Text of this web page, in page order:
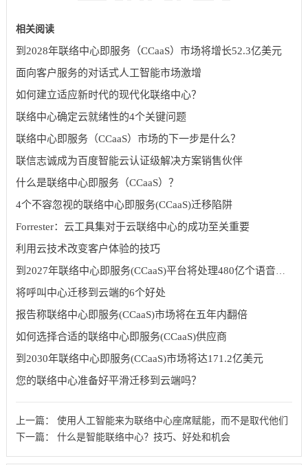
相关阅读
到2028年联络中心即服务（CCaaS）市场将增长52.3亿美元
面向客户服务的对话式人工智能市场激增
如何建立适应新时代的现代化联络中心？
联络中心确定云就绪性的4个关键问题
联络中心即服务（CCaaS）市场的下一步是什么？
联信志诚成为百度智能云认证级解决方案销售伙伴
什么是联络中心即服务（CCaaS）？
4个不容忽视的联络中心即服务(CCaaS)迁移陷阱
Forrester：云工具集对于云联络中心的成功至关重要
利用云技术改变客户体验的技巧
到2027年联络中心即服务(CCaaS)平台将处理480亿个语音呼叫
将呼叫中心迁移到云端的6个好处
报告称联络中心即服务(CCaaS)市场将在五年内翻倍
如何选择合适的联络中心即服务(CCaaS)供应商
到2030年联络中心即服务(CCaaS)市场将达171.2亿美元
您的联络中心准备好平滑迁移到云端吗？
上一篇： 使用人工智能来为联络中心座席赋能，而不是取代他们
下一篇： 什么是智能联络中心？技巧、好处和机会